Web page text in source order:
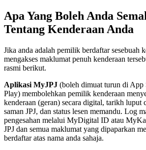
Apa Yang Boleh Anda
Tentang Kenderaan Anda
Jika anda adalah pemilik berdaftar sesebuah
mengakses maklumat penuh kenderaan
rasmi berikut.
Aplikasi MyJPJ (boleh dimuat turun di App
Play) membolehkan pemilik kenderaan
kenderaan (geran) secara digital, tarikh luput
saman JPJ, dan status lesen memandu. Log
pengesahan melalui MyDigital ID atau
JPJ dan semua maklumat yang dipaparkan
berdaftar atas nama anda sahaja.